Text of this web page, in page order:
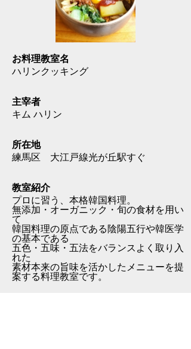
お料理教室名
ハリンクッキング
主宰者
キム ハリン
所在地
練馬区 大江戸線光が丘駅すぐ
教室紹介
プロに習う、本格韓国料理。
無添加・オーガニック・旬の食材を用い
て
韓国料理の原点である陰陽五行や韓医学
の基本である
五色・五味・五法をバランスよく取り入
れた
素材本来の旨味を活かしたメニューを提
案する料理教室です。